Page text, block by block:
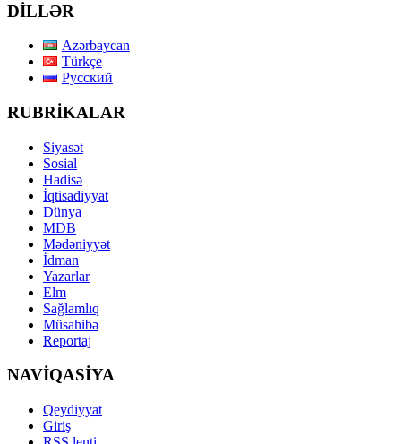
DİLLƏR
Azərbaycan
Türkçe
Русский
RUBRİKALAR
Siyasət
Sosial
Hadisə
İqtisadiyyat
Dünya
MDB
Mədəniyyət
İdman
Yazarlar
Elm
Sağlamlıq
Müsahibə
Reportaj
NAVİQASİYA
Qeydiyyat
Giriş